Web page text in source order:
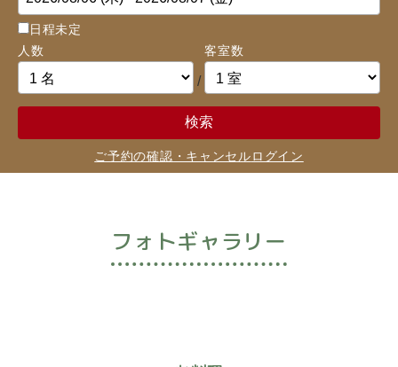
日程未定
人数
/
客室数
検索
ご予約の確認・キャンセルログイン
フォトギャラリー